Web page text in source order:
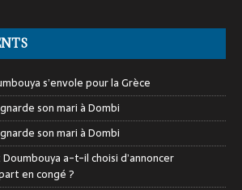
s’envole pour la Grèce
son mari à Dombi
son mari à Dombi
a-t-il choisi d’annoncer
en congé ?